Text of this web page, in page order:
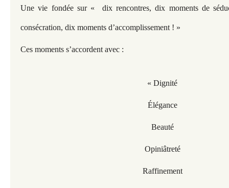
Une vie fondée sur « dix rencontres, dix moments de
consécration, dix moments d’accomplissement ! »
Ces moments s’accordent avec :
« Dignité
Élégance
Beauté
Opiniâtreté
Raffinement